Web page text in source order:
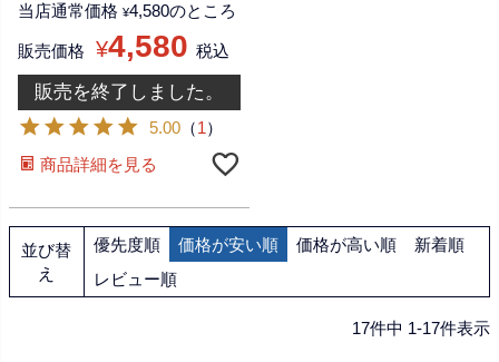
当店通常価格 ¥4,580のところ
販売価格 ¥4,580 税込
販売を終了しました。
5.00 （1）
商品詳細を見る
並び替
え
優先度順 価格が安い順 価格が高い順
新着順
レビュー順
17件中 1-17件表示